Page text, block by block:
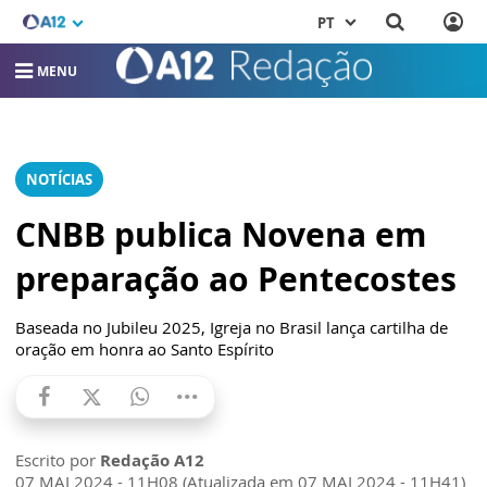
PT
MENU
NOTÍCIAS
CNBB publica Novena em
preparação ao Pentecostes
Baseada no Jubileu 2025, Igreja no Brasil lança cartilha de
oração em honra ao Santo Espírito
Escrito por Redação A12
07 MAI 2024 - 11H08 (Atualizada em 07 MAI 2024 - 11H41)